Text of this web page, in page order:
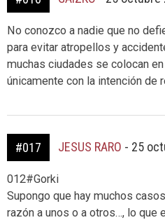
No conozco a nadie que no
para evitar atropellos y
muchas ciudades se colocan
únicamente con la intención de
#017 JESUS RARO - 25
012#Gorki
Supongo que hay muchos
razón a unos o a otros…, lo que